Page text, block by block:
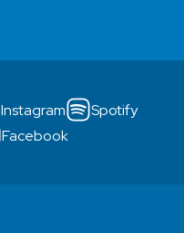
Instagram
Spotify
Facebook